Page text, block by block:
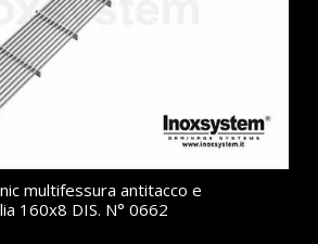
multifessura antitacco e
160x8 DIS. N° 0662